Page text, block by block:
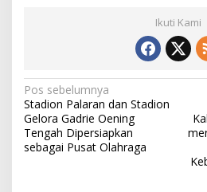
Ikuti Kami
N
a
v
Pos sebelumnya
Stadion Palaran dan Stadion
Gelora Gadrie Oening
Tengah Dipersiapkan
sebagai Pusat Olahraga